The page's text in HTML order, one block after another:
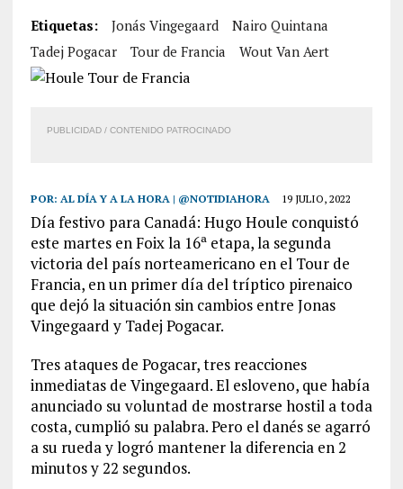
Etiquetas: Jonás Vingegaard
Nairo Quintana
Tadej Pogacar
Tour de Francia Wout Van Aert
PUBLICIDAD / CONTENIDO PATROCINADO
POR: AL DÍA Y A LA HORA | @NOTIDIAHORA 19 JULIO, 2022
Día festivo para Canadá: Hugo Houle conquistó
este martes en Foix la 16ª etapa, la segunda
victoria del país norteamericano en el Tour de
Francia, en un primer día del tríptico pirenaico
que dejó la situación sin cambios entre Jonas
Vingegaard y Tadej Pogacar.
Tres ataques de Pogacar, tres reacciones
inmediatas de Vingegaard. El esloveno, que había
anunciado su voluntad de mostrarse hostil a toda
costa, cumplió su palabra. Pero el danés se agarró
a su rueda y logró mantener la diferencia en 2
minutos y 22 segundos.